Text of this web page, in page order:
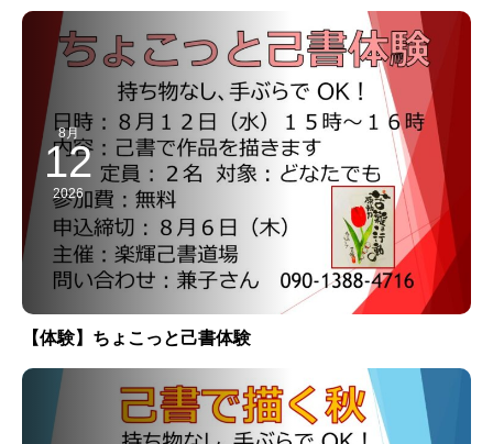
8月
12
2026
【体験】ちょこっと己書体験